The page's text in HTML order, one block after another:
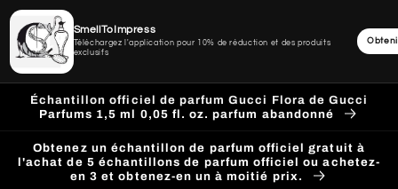
Ignorer
passer
au
Échantillon officiel de parfum Gucci Flora de Gucci
Parfums 1,5 ml 0,05 fl. oz. parfum abandonné
Obtenez un échantillon de parfum officiel gratuit à
l'achat de 5 échantillons de parfum officiel ou achetez-
en 3 et obtenez-en un à moitié prix.
SmellToImpress
Téléchargez l'application pour 10% de réduction et des produits
exclusifs